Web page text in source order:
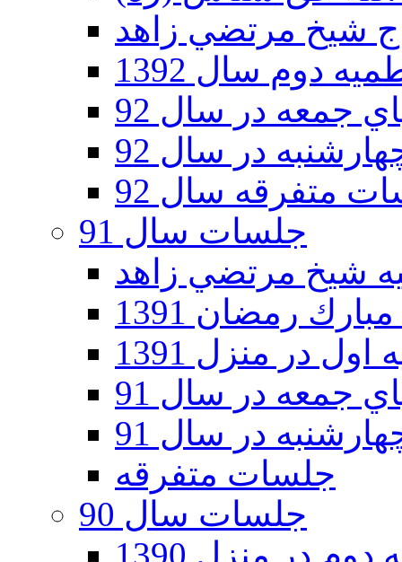
دوم سال 1392
جمعه در سال 92
در سال 92
متفرقه سال 92
جلسات سال 91
رمضان 1391
در منزل 1391
جمعه در سال 91
در سال 91
جلسات متفرقه
جلسات سال 90